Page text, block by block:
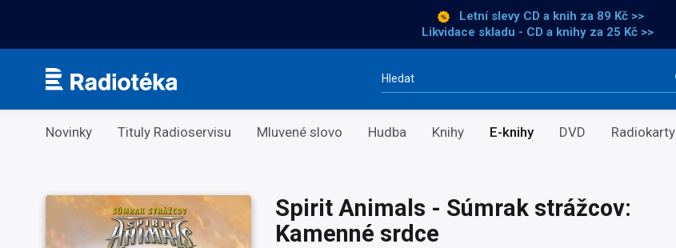
Letní slevy CD a knih za 89 Kč >>
Likvidace skladu - CD a knihy za 25 Kč >>
Vyhledávání
Kategorie
Novinky Tituly Radioservisu Mluvené slovo Hudba Knihy E-knihy DVD Radiokarty
Spirit Animals - Súmrak strážcov:
Kamenné srdce